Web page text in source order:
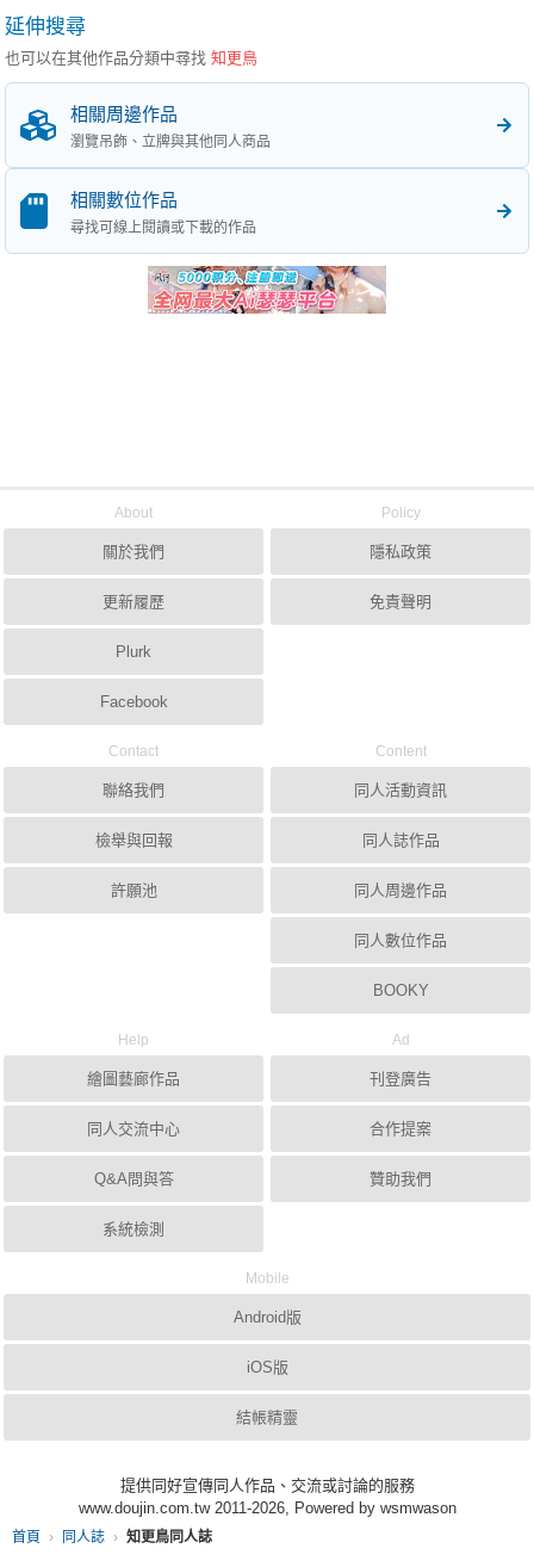
首頁 同人誌 知更鳥同人誌
延伸搜尋
也可以在其他作品分類中尋找知更鳥
相關周邊作品
瀏覽吊飾、立牌與其他同人商品
相關數位作品
尋找可線上閱讀或下載的作品
About
關於我們
更新履歷
Plurk
Facebook
Policy
隱私政策
免責聲明
Contact
聯絡我們
檢舉與回報
許願池
Content
同人活動資訊
同人誌作品
同人周邊作品
同人數位作品
BOOKY
Help
繪圖藝廊作品
同人交流中心
Q&A問與答
系統檢測
Ad
刊登廣告
合作提案
贊助我們
Mobile
Android版
iOS版
結帳精靈
提供同好宣傳同人作品、交流或討論的服務
www.doujin.com.tw 2011-2026, Powered by wsmwason